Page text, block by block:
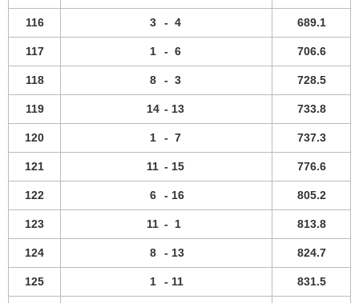
116 3 - 4 689.1
117 1 - 6 706.6
118 8 - 3 728.5
119 14 - 13 733.8
120 1 - 7 737.3
121 11 - 15 776.6
122 6 - 16 805.2
123 11 - 1 813.8
124 8 - 13 824.7
125 1 - 11 831.5